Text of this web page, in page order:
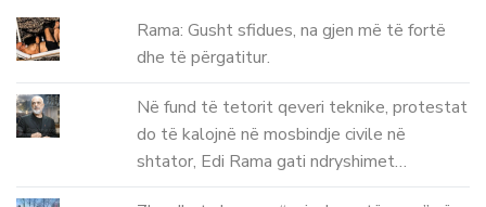
Rama: Gusht sfidues, na gjen më të fortë
dhe të përgatitur.
Në fund të tetorit qeveri teknike, protestat
do të kalojnë në mosbindje civile në
shtator, Edi Rama gati ndryshimet…